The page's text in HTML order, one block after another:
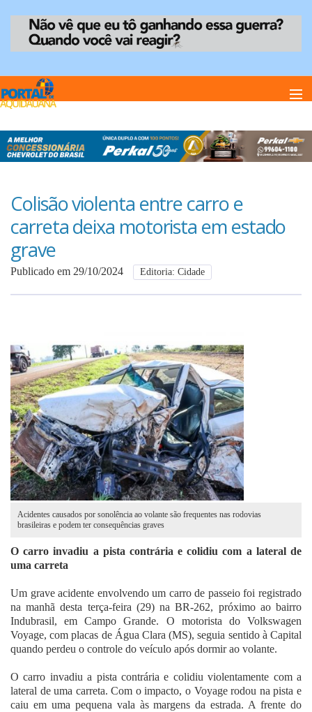
Home
Anuncie
Anuncie
Colisão violenta entre carro e
carreta deixa motorista em estado
grave
Publicado em 29/10/2024 Editoria: Cidade
Acidentes causados por sonolência ao volante são frequentes nas rodovias
brasileiras e podem ter consequências graves
O carro invadiu a pista contrária e colidiu com a lateral de
uma carreta
Um grave acidente envolvendo um carro de passeio foi registrado
na manhã desta terça-feira (29) na BR-262, próximo ao bairro
Indubrasil, em Campo Grande. O motorista do Volkswagen
Voyage, com placas de Água Clara (MS), seguia sentido à Capital
quando perdeu o controle do veículo após dormir ao volante.
O carro invadiu a pista contrária e colidiu violentamente com a
lateral de uma carreta. Com o impacto, o Voyage rodou na pista e
caiu em uma pequena vala às margens da estrada. A frente do